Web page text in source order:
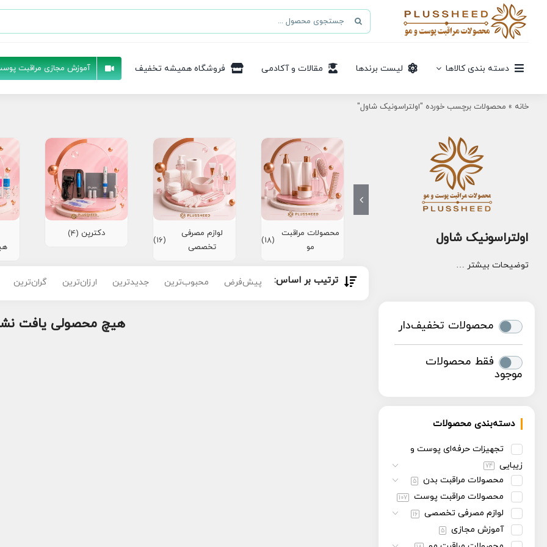
جستجو
برای:
دسته بندی کالاها لیست برندها مقالات و آکادمی فروشگاه همیشه تخفیف آموزش مجازی مراقبت
خانه » محصولات برچسب خورده "اولتراسونیک شاول"
اولتراسونیک شاول
توضیحات بیشتر …
محصولات تخفیف‌دار
فقط محصولات
موجود
دسته‌بندی محصولات
تجهیزات حرفه‌ای پوست و
زیبایی
74
محصولات مراقبت بدن 5
محصولات مراقبت پوست 107
لوازم مصرفی تخصصی 16
آموزش مجازی 5
محصولات مراقبت
مو
(18)
لوازم مصرفی
تخصصی
(16)
دکترپن (4)
ترتیب بر اساس: پیش‌فرض محبوب‌ترین جدیدترین ارزان‌ترین گران‌ترین
هیچ محصولی یافت